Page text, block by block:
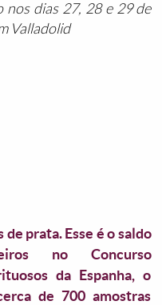
nos dias 27, 28 e 29 de
Valladolid
de prata. Esse é o saldo
no Concurso
da Espanha, o
de 700 amostras